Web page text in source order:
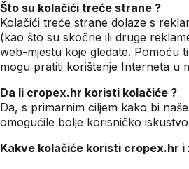
Što su kolačići treće strane ?
Kolačići treće strane dolaze s
(kao što su skočne ili druge
web-mjestu koje gledate. Pomoću
mogu pratiti korištenje Interneta u
Da li cropex.hr koristi kolačiće ?
Da, s primarnim ciljem kako bi
omogućile bolje korisničko
Kakve kolačiće koristi cropex.hr i